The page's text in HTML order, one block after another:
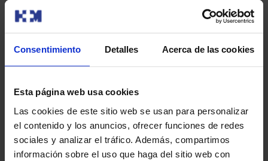
Consentimiento Detalles Acerca de las cookies
Esta página web usa cookies
Las cookies de este sitio web se usan para personalizar
el contenido y los anuncios, ofrecer funciones de redes
sociales y analizar el tráfico. Además, compartimos
información sobre el uso que haga del sitio web con
centro HM Vélez-Málaga
HM Hospitales ha dado a conocer uno de los proyectos
más esperados del sector sanitario en la provincia de